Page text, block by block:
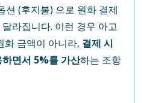
션 (후지불) 으로 원화 결제
라집니다. 이런 경우 아고
화 금액이 아니라, 결제 시
면서 5%를 가산하는 조항